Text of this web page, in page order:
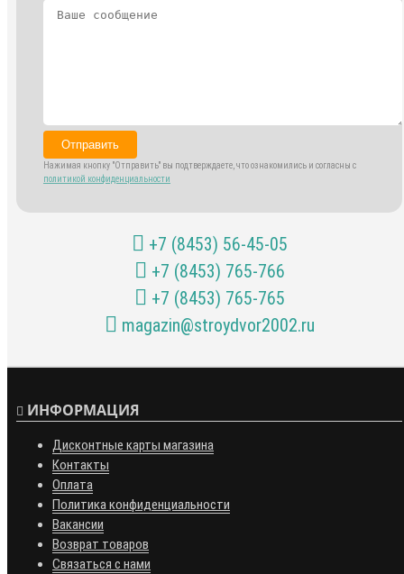
Отправить
Нажимая кнопку "Отправить" вы подтверждаете, что ознакомились и согласны с
политикой конфиденциальности
+7 (8453) 56-45-05
+7 (8453) 765-766
+7 (8453) 765-765
magazin@stroydvor2002.ru
ИНФОРМАЦИЯ
Дисконтные карты магазина
Контакты
Оплата
Политика конфиденциальности
Вакансии
Возврат товаров
Связаться с нами